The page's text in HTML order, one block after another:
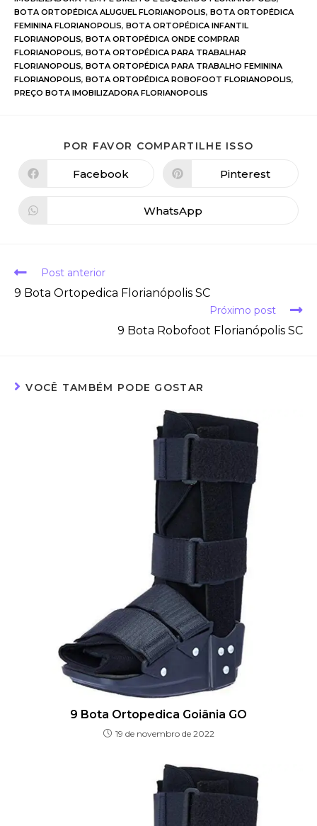
BOTA ORTOPÉDICA ALUGUEL FLORIANOPOLIS, BOTA ORTOPÉDICA
FEMININA FLORIANOPOLIS, BOTA ORTOPÉDICA INFANTIL
FLORIANOPOLIS, BOTA ORTOPÉDICA ONDE COMPRAR
FLORIANOPOLIS, BOTA ORTOPÉDICA PARA TRABALHAR
FLORIANOPOLIS, BOTA ORTOPÉDICA PARA TRABALHO FEMININA
FLORIANOPOLIS, BOTA ORTOPÉDICA ROBOFOOT FLORIANOPOLIS,
PREÇO BOTA IMOBILIZADORA FLORIANOPOLIS
POR FAVOR COMPARTILHE ISSO
Facebook Pinterest
WhatsApp
Post anterior
9 Bota Ortopedica Florianópolis SC
Próximo post
9 Bota Robofoot Florianópolis SC
VOCÊ TAMBÉM PODE GOSTAR
9 Bota Ortopedica Goiânia GO
19 de novembro de 2022